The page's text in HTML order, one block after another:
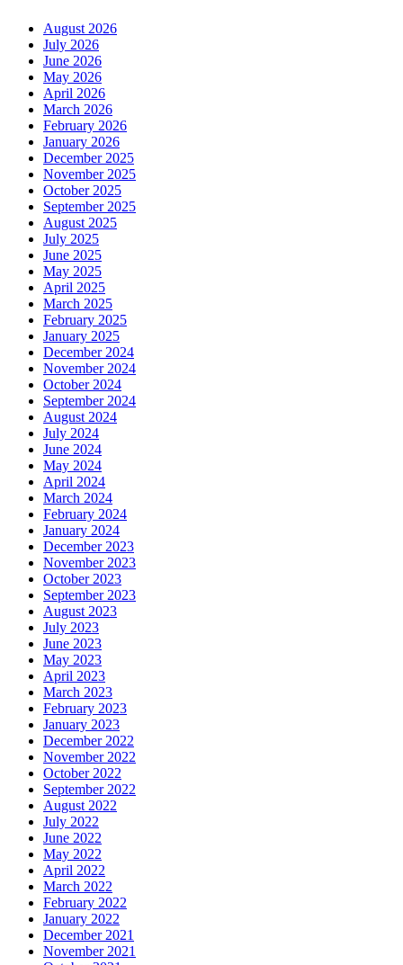
August 2026
July 2026
June 2026
May 2026
April 2026
March 2026
February 2026
January 2026
December 2025
November 2025
October 2025
September 2025
August 2025
July 2025
June 2025
May 2025
April 2025
March 2025
February 2025
January 2025
December 2024
November 2024
October 2024
September 2024
August 2024
July 2024
June 2024
May 2024
April 2024
March 2024
February 2024
January 2024
December 2023
November 2023
October 2023
September 2023
August 2023
July 2023
June 2023
May 2023
April 2023
March 2023
February 2023
January 2023
December 2022
November 2022
October 2022
September 2022
August 2022
July 2022
June 2022
May 2022
April 2022
March 2022
February 2022
January 2022
December 2021
November 2021